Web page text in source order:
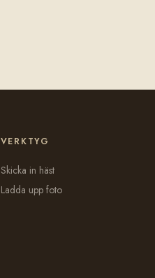
VERKTYG
Skicka in häst
Ladda upp foto